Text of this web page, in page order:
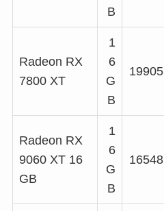
B
Radeon RX
7800 XT
1
6
G
B
19905
Radeon RX
9060 XT 16
GB
1
6
G
B
16548